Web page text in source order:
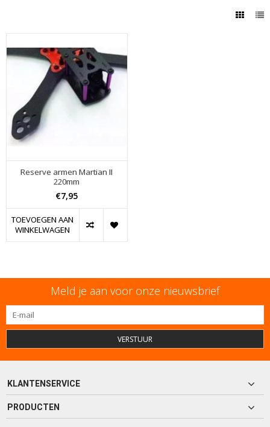
Reserve armen Martian II
220mm
€7,95
TOEVOEGEN AAN
WINKELWAGEN
Meld je aan voor onze nieuwsbrief
VERSTUUR
KLANTENSERVICE
PRODUCTEN